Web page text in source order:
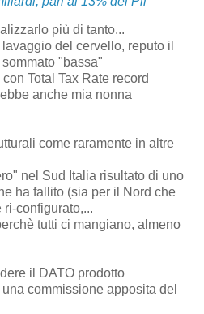
più di tanto...
del cervello, reputo il
"bassa"
Total Tax Rate record
anche mia nonna
come raramente in altre
nel Sud Italia risultato di uno
ha fallito (sia per il Nord che
configurato,...
tutti ci mangiano, almeno
il DATO prodotto
commissione apposita del